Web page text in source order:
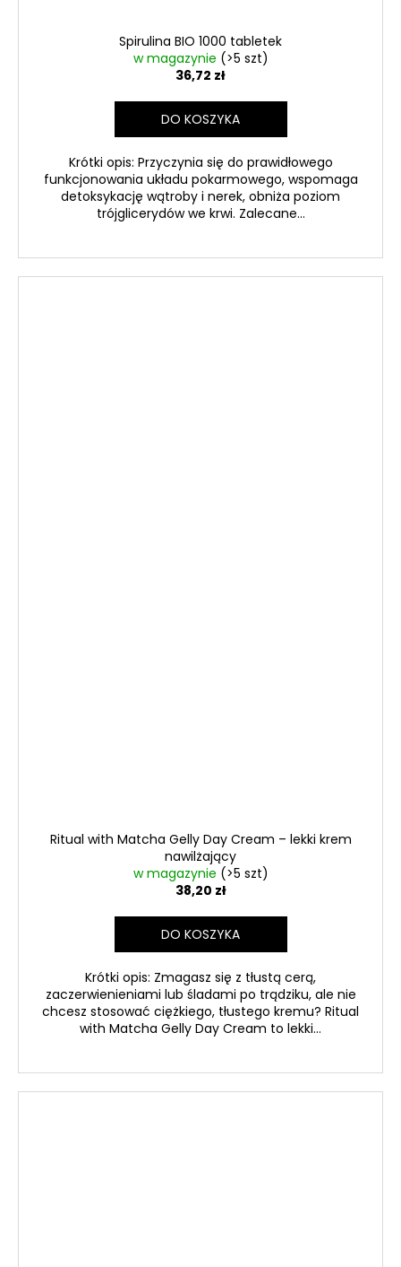
Spirulina BIO 1000 tabletek
w magazynie (>5 szt)
36,72 zł
DO KOSZYKA
Krótki opis: Przyczynia się do prawidłowego
funkcjonowania układu pokarmowego, wspomaga
detoksykację wątroby i nerek, obniża poziom
trójglicerydów we krwi. Zalecane...
Ritual with Matcha Gelly Day Cream – lekki krem
nawilżający
w magazynie (>5 szt)
38,20 zł
DO KOSZYKA
Krótki opis: Zmagasz się z tłustą cerą,
zaczerwienieniami lub śladami po trądziku, ale nie
chcesz stosować ciężkiego, tłustego kremu? Ritual
with Matcha Gelly Day Cream to lekki...